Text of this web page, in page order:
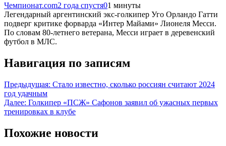
Чемпионат.com2 года спустя01 минуты
Легендарный аргентинский экс-голкипер Уго Орландо Гатти
подверг критике форварда «Интер Майами» Лионеля Месси.
По словам 80-летнего ветерана, Месси играет в деревенский
футбол в МЛС.
Навигация по записям
Предыдущая: Стало известно, сколько россиян считают 2024
год удачным
Далее: Голкипер «ПСЖ» Сафонов заявил об ужасных первых
тренировках в клубе
Похожие новости